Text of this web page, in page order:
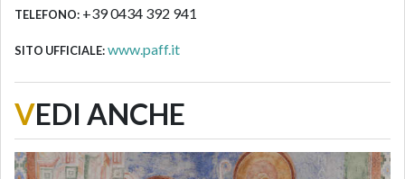
TELEFONO: +39 0434 392 941
SITO UFFICIALE:www.paff.it
VEDI ANCHE